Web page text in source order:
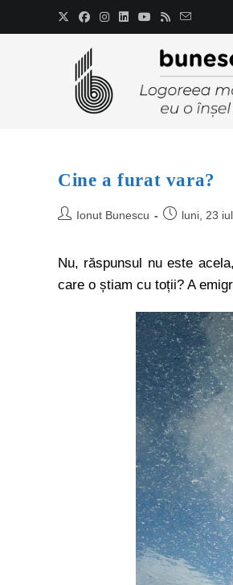
Cine a furat vara?
Ionut Bunescu luni, 23
Nu, răspunsul nu este
care o știam cu toții? A